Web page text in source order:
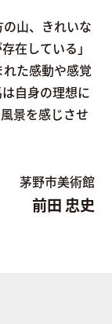
山、きれいな
在している」
た感動や感覚
自身の理想に
景を感じさせ
茅野市美術館
前田 忠史